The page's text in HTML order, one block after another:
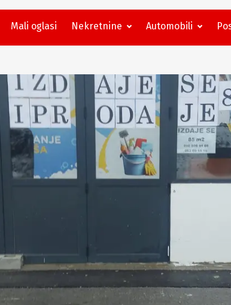
Mali oglasi Nekretnine Automobili